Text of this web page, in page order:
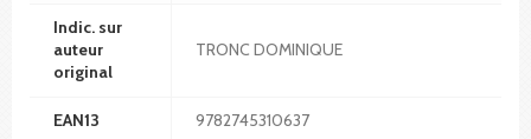
Indic. sur
auteur
original
TRONC DOMINIQUE
EAN13 9782745310637